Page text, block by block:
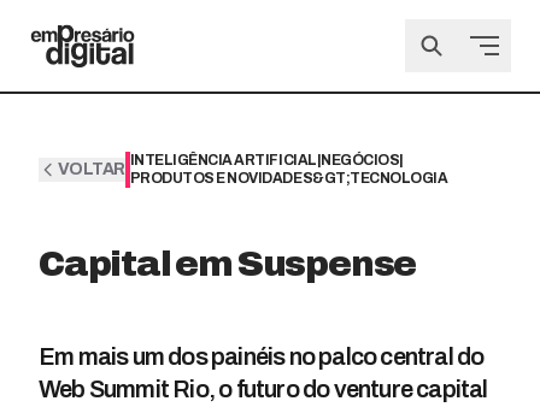
VOLTAR INTELIGÊNCIA ARTIFICIAL NEGÓCIOS
PRODUTOS E NOVIDADES&GT;TECNOLOGIA
Capital em Suspense
Em mais um dos painéis no palco central do
Web Summit Rio, o futuro do venture capital